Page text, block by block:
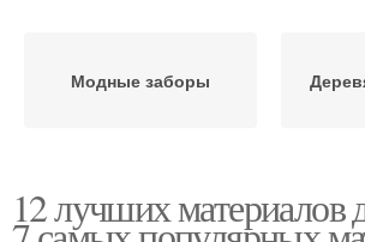
Модные заборы
12 лучших материалов